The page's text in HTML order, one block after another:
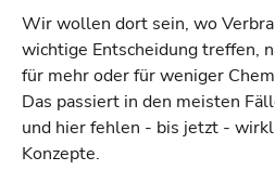
Wir wollen dort sein, wo
wichtige Entscheidung treffen,
für mehr oder für weniger
Das passiert in den meisten
und hier fehlen - bis jetzt -
Konzepte.